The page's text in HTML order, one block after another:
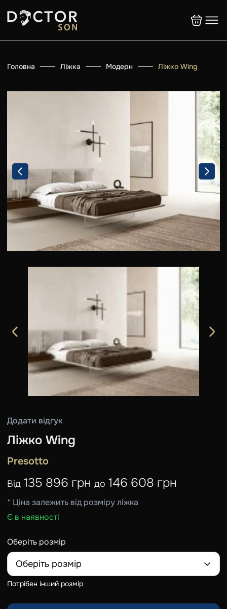
Головна Ліжка Модерн Ліжко Wing
Додати відгук
Ліжко Wing
Presotto
Від 135 896 грн до 146 608 грн
* Ціна залежить від розміру ліжка
Є в наявності
Оберіть розмір
Оберіть розмір
Потрібен інший розмір